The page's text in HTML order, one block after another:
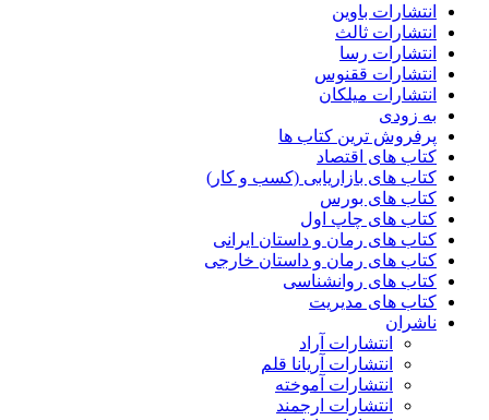
انتشارات باوین
انتشارات ثالث
انتشارات رسا
انتشارات ققنوس
انتشارات میلکان
به زودی
پرفروش ترین کتاب ها
کتاب های اقتصاد
کتاب های بازاریابی (کسب و کار)
کتاب های بورس
کتاب های چاپ اول
کتاب های رمان و داستان ایرانی
کتاب های رمان و داستان خارجی
کتاب های روانشناسی
کتاب های مدیریت
ناشران
انتشارات آراد
انتشارات آریانا قلم
انتشارات آموخته
انتشارات ارجمند